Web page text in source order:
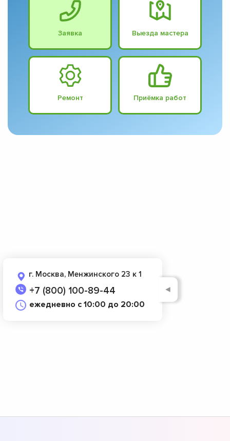
Заявка Выезда мастера
Ремонт Приёмка работ
г. Москва, Менжинского 23 к 1
+7 (800) 100-89-44
ежедневно с 10:00 до 20:00
◄